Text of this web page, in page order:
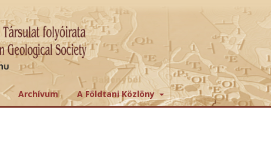
Archívum A Földtani Közlöny